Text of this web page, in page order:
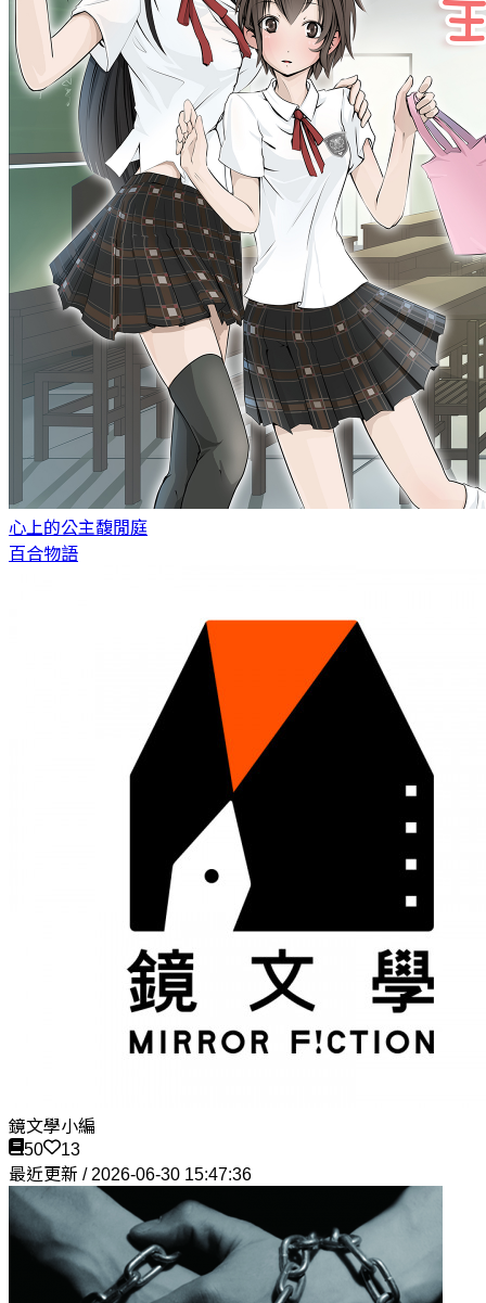
心上的公主馥閒庭
百合物語
鏡文學小編
50
13
最近更新 / 2026-06-30 15:47:36